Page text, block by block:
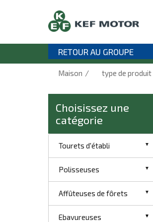
RETOUR AU GROUPE
Maison / type de produit
Choisissez une
catégorie
Tourets d'établi
Polisseuses
Affûteuses de fôrets
Ebavureuses